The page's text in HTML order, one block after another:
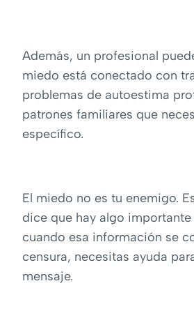
Además, un profesional
miedo está conectado con
problemas de autoestima
patrones familiares que
específico.
El miedo no es tu enemigo.
dice que hay algo importante
cuando esa información se
censura, necesitas ayuda
mensaje.